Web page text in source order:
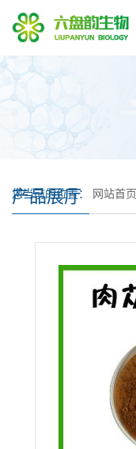
产品展厅
您当前的位置： 网站首页